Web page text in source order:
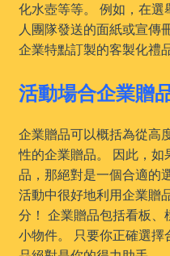
化水壺等等。 例如，在
人團隊發送的面紙或宣傳
企業特點訂製的客製化禮
活動場合企業贈
企業贈品可以概括為從高
性的企業贈品。 因此，
品，那絕對是一個合適的
活動中很好地利用企業贈
分！ 企業贈品包括看板
小物件。 只要你正確選